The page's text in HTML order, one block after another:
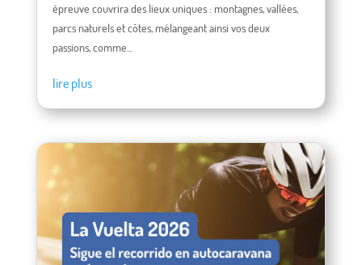
épreuve couvrira des lieux uniques : montagnes, vallées,
parcs naturels et côtes, mélangeant ainsi vos deux
passions, comme...
lire plus